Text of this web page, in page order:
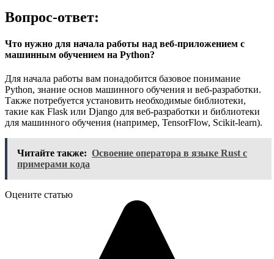
Вопрос-ответ:
Что нужно для начала работы над веб-приложением с
машинным обучением на Python?
Для начала работы вам понадобится базовое понимание
Python, знание основ машинного обучения и веб-разработки.
Также потребуется установить необходимые библиотеки,
такие как Flask или Django для веб-разработки и библиотеки
для машинного обучения (например, TensorFlow, Scikit-learn).
Читайте также: Освоение оператора в языке Rust с
примерами кода
Оцените статью